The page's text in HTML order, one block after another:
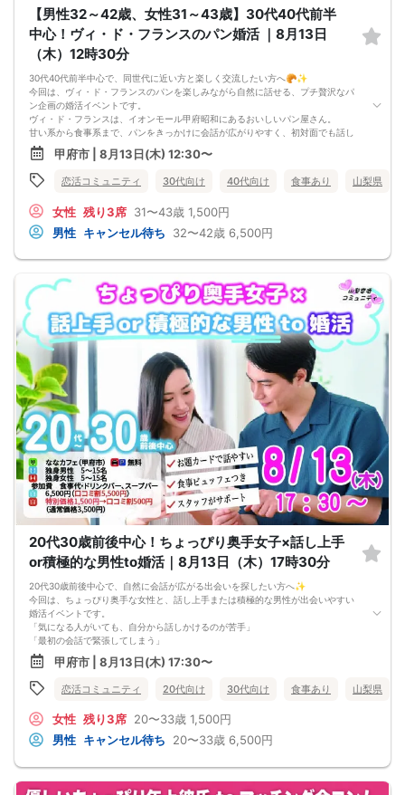
3日前より発生するキャンセル料については、運営上キャンセル料（活動費）が発
生することがございます。（一般参加費100％）
一度お申し込みをされたパーティーをキャンセルする場合：オミカレのシステム
上「キャンセル処理料（2,000円）」が発生します。
※一度キャンセルしたパーティーを再度ご予約された場合でも、≪キャンセル処理
の回数≫に応じてキャンセル処理費が発生いたします。
キャンセル料の支払いは銀行振り込みとなります。（後日振込先をご連絡させて
頂きます）
申し込み完了はメールにて送らせて頂いております。メールが届かない場合（Ｐ
Ｃからの受信拒否設定やセキュリティレベルなど）は必ず再度問い合わせをする
メールの確認ミスによるキャンセルはキャンセル料発生対象となってしまいま
【男性32～42歳、女性31～43歳】30代40代前半
中心！ヴィ・ド・フランスのパン婚活 ｜8月13日
（木）12時30分
30代40代前半中心で、同世代に近い方と楽しく交流したい方へ🥐✨
今回は、ヴィ・ド・フランスのパンを楽しみながら自然に話せる、プチ贅沢なパ
ン企画の婚活イベントです。
ヴィ・ド・フランスは、イオンモール甲府昭和にあるおいしいパン屋さん。
甘い系から食事系まで、パンをきっかけに会話が広がりやすく、初対面でも話し
やすい雰囲気を作りやすいのが魅力です。
🥐 ヴィ・ド・フランスのパンで、会話のきっかけが作りやすい！
パンを楽しみながら交流できるので、初対面でも「どのパンが好きですか？」
「これ美味しいですね」など、自然に会話が始まりやすい雰囲気です。食べ物が
🌿 30代40代前半中心で、落ち着いて話しやすい！
男性32～42歳・女性31～43歳対象なので、仕事のこと、休日の過ごし方、趣味、
将来のイメージなども自然に話しやすい年代です。同年代に近い方と出会いたい
前半はパンを楽しみながらグループで交流し、後半は1対1に近い形でお話しでき
る個別トークへ。複数の方と話せるので、雰囲気だけでなく人柄も知りやすい進
行です。
🌼 【本イベントの3つのおすすめポイント】
・イオンモール甲府昭和のおいしいパン屋さん、ヴィ・ド・フランスのパンを楽
しめる！
・30代40代前半中心で、同世代に近い方と話しやすい
・グループトークと個別トークの両方で、自然に交流できる！
📋 【イベント概要】
所要時間： 約2時間15分
進行形式： グループトーク ＋ 個別トーク
ご飲食： あり（ヴィ・ド・フランスのパンなど）
対象： 男性32～42歳、女性31～43歳くらいの独身男女
最少催行人数： 男女各5対5から開催
⚠️ 注意事項【キャンセルポリシー】
開催前日までに最小催行人数（5対5）に満たない場合は中止となります。不催行
の際は前日までにご連絡いたします（急なキャンセルによる不催行時も都度ご連
絡します）。
3日前より発生するキャンセル料については、運営上キャンセル料（活動費）が発
生することがございます。（一般参加費100％）
一度お申し込みをされたパーティーをキャンセルする場合：オミカレのシステム
上「キャンセル処理料（2,000円）」が発生します。
※一度キャンセルしたパーティーを再度ご予約された場合でも、≪キャンセル処理
の回数≫に応じてキャンセル処理費が発生いたします。
キャンセル料の支払いは銀行振り込みとなります。（後日振込先をご連絡させて
頂きます）
申し込み完了はメールにて送らせて頂いております。メールが届かない場合（Ｐ
ようにお願いいたします。
す。ご注意ください。
甲府市 | 8月13日(木) 12:30〜
恋活コミュニティ 30代向け 40代向け 食事あり 山梨県
女性 残り3席 31〜43歳 1,500円
男性 キャンセル待ち 32〜42歳 6,500円
20代30歳前後中心！ちょっぴり奥手女子×話し上手
or積極的な男性to婚活｜8月13日（木）17時30分
20代30歳前後中心で、自然に会話が広がる出会いを探したい方へ✨
今回は、ちょっぴり奥手な女性と、話し上手または積極的な男性が出会いやすい
婚活イベントです。
「気になる人がいても、自分から話しかけるのが苦手」
「最初の会話で緊張してしまう」
「相手にリードしてもらえると話しやすい」
そんな女性にも参加しやすいよう、スタッフが進行しながら自然に交流できる雰
囲気をつくります。
男性は、会話を楽しめる方・積極的にコミュニケーションを取れる方におすすめ
🌿 ちょっぴり奥手な女性も参加しやすい！
「婚活イベントは緊張する」「何を話したらいいかわからない」という方でも、
グループトークと個別トークの流れがあるので安心です。お題カードもあるた
会話をリードしてくれる男性や、自分から話題を出してくれる男性とは、初対面
甲府市 | 8月13日(木) 17:30〜
恋活コミュニティ 20代向け 30代向け 食事あり 山梨県
女性 残り3席 20〜33歳 1,500円
男性 キャンセル待ち 20〜33歳 6,500円